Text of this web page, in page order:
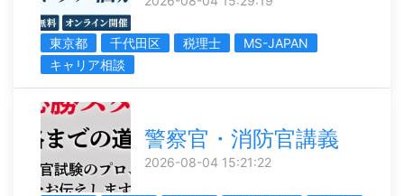
東京都 千代田区 税理士
MS-JAPAN
キャリア相談
警察官・消防官講義
2026-08-04 15:21:22